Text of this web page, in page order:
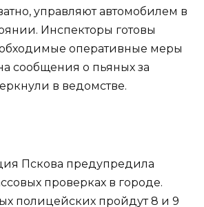
управляют автомобилем в
Инспекторы готовы
оперативные меры
сообщения о пьяных за
в ведомстве.
Пскова предупредила
проверках в городе.
полицейских пройдут 8 и 9